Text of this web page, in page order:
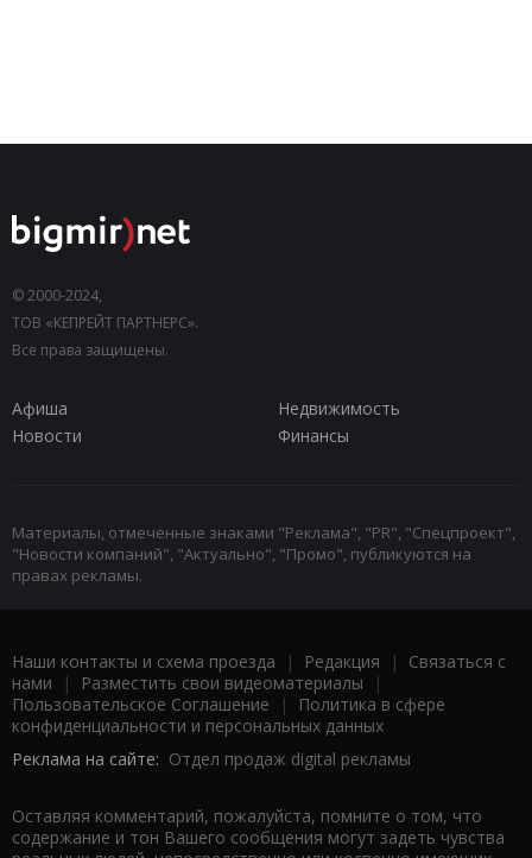
© 2000-2024,
ТОВ «КЕПРЕЙТ ПАРТНЕРС».
Все права защищены.
Афиша
Недвижимость
Новости
Финансы
Материалы, отмеченные знаками "Реклама", "PR", "Спецпроект",
"Новости компаний", "Актуально", "Промо", публикуются на
правах рекламы.
Наши контакты и схема проезда | Редакция | Связаться с
нами | Разместить свои видеоматериалы |
Пользовательское Соглашение |
Политика в сфере
конфиденциальности и персональных данных
Реклама на сайте: Отдел продаж digital рекламы
Оставляя комментарий, пожалуйста, помните о том, что
содержание и тон Вашего сообщения могут задеть чувства